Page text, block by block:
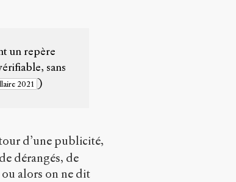
un repère
sans
2021 )
d’une publicité,
dérangés, de
alors on ne dit